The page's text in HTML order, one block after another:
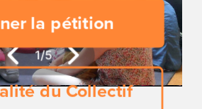
la pétition
du Collectif
2/5